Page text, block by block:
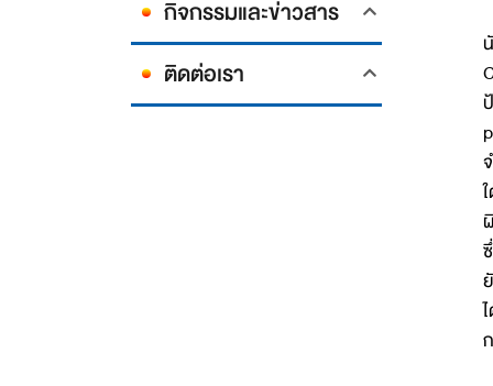
กิจกรรมและข่าวสาร
ติดต่อเรา